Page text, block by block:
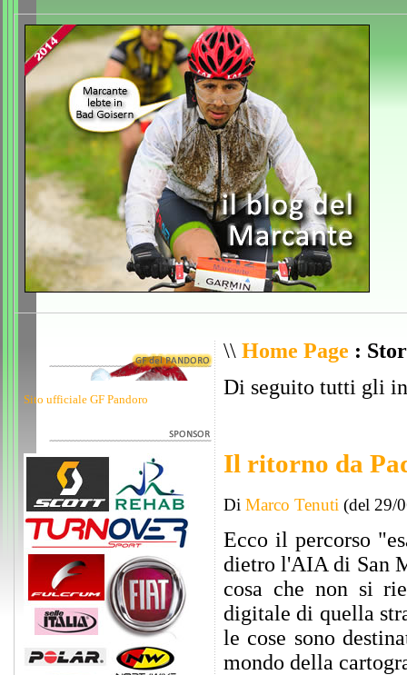
Sito ufficiale GF Pandoro
\\ Home Page :
Di seguito tutti gli
Il ritorno da
Di Marco Tenuti (del 29/
Ecco il percorso
dietro l'AIA di San
cosa che non si
digitale di quella
le cose sono
mondo della